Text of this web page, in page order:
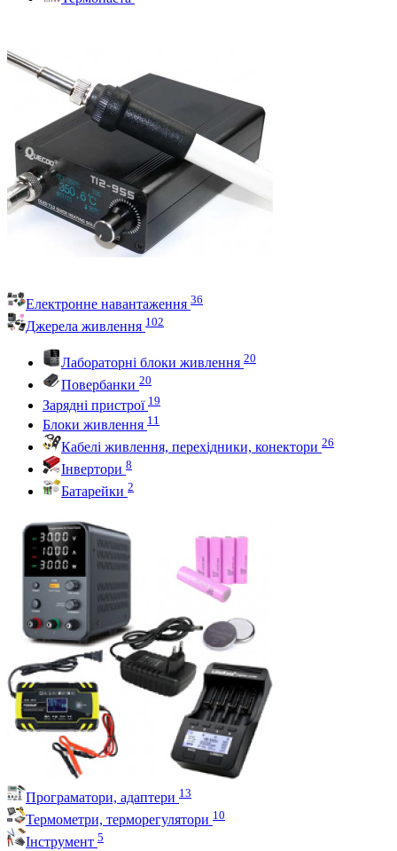
Електронне навантаження 36
Джерела живлення 102
Лабораторні блоки живлення 20
Повербанки 20
Зарядні пристрої 19
Блоки живлення 11
Кабелі живлення, перехідники, конектори 26
Інвертори 8
Батарейки 2
Програматори, адаптери 13
Термометри, терморегулятори 10
Інструмент 5